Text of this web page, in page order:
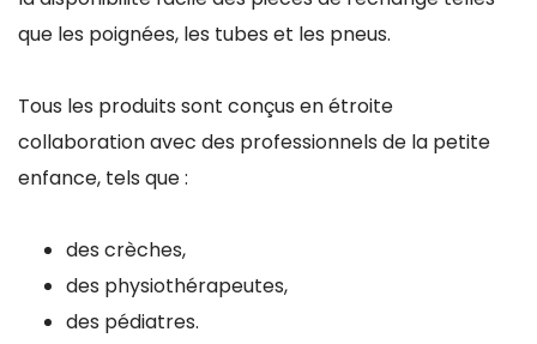
que les poignées, les tubes et les pneus.
Tous les produits sont conçus en étroite
collaboration avec des professionnels de la petite
enfance, tels que :
des crèches,
des physiothérapeutes,
des pédiatres.